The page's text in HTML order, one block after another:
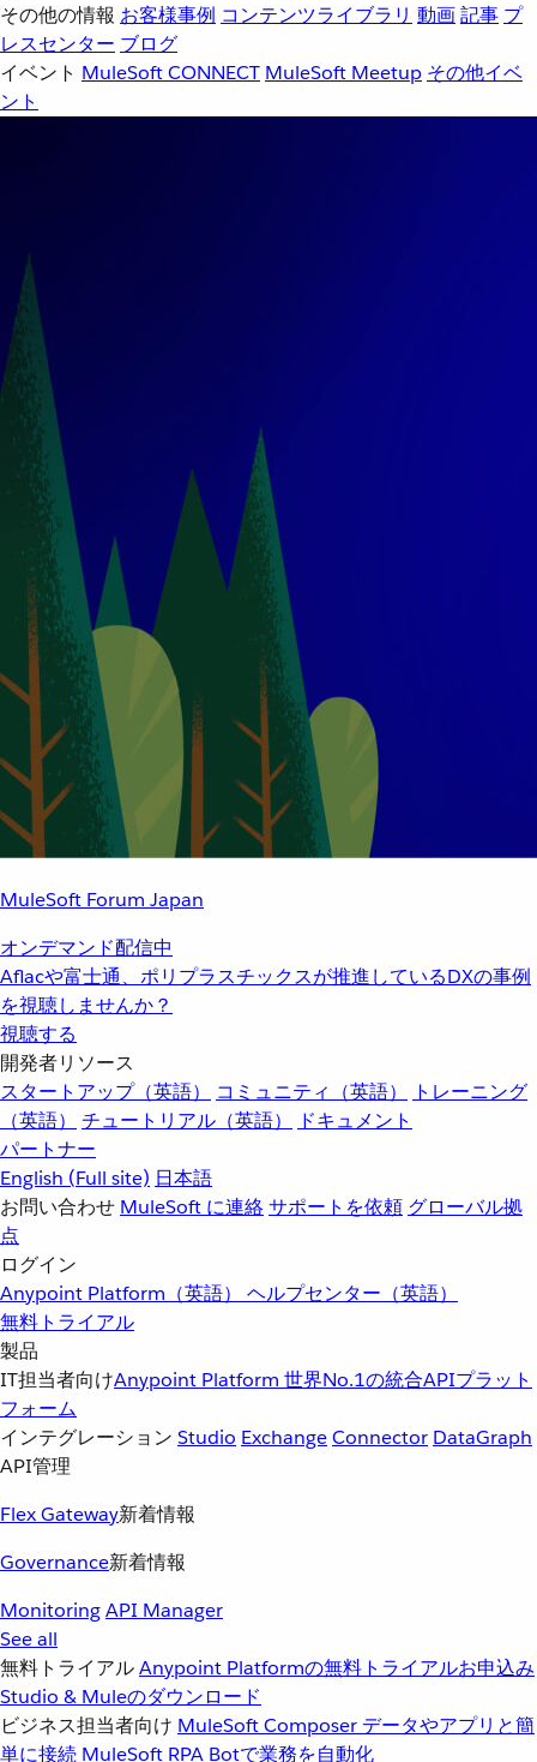
その他の情報 お客様事例 コンテンツライブラリ 動画記事 プ
レスセンター ブログ
イベント MuleSoft CONNECT MuleSoft Meetup その他イベ
ント
MuleSoft Forum Japan
オンデマンド配信中
Aflacや富士通、ポリプラスチックスが推進しているDXの事例
を視聴しませんか？
視聴する
開発者リソース
スタートアップ（英語）
コミュニティ（英語）
トレーニング
（英語）
チュートリアル（英語）
ドキュメント
パートナー
English (Full site) 日本語
お問い合わせ MuleSoft に連絡サポートを依頼 グローバル拠
点
ログイン
Anypoint Platform（英語） ヘルプセンター（英語）
無料トライアル
製品
IT担当者向けAnypoint Platform 世界No.1の統合APIプラット
フォーム
インテグレーション Studio ExchangeConnector DataGraph
API管理
Flex Gateway新着情報
Governance新着情報
MonitoringAPI Manager
See all
無料トライアルAnypoint Platformの無料トライアルお申込み
Studio & Muleのダウンロード
ビジネス担当者向け MuleSoft Composer データやアプリと簡
単に接続 MuleSoft RPA Botで業務を自動化